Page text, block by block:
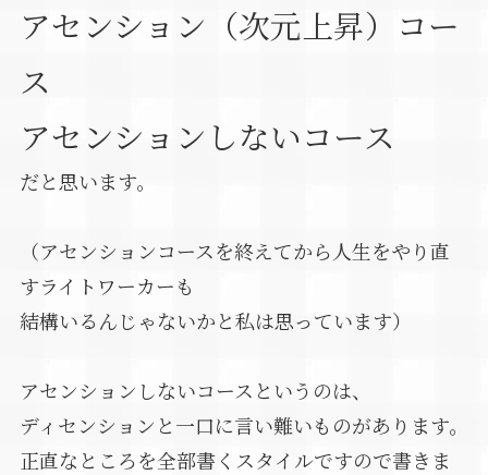
アセンション（次元上昇）コー
ス
アセンションしないコース
だと思います。
（アセンションコースを終えてから人生をやり直
すライトワーカーも
結構いるんじゃないかと私は思っています）
アセンションしないコースというのは、
ディセンションと一口に言い難いものがあります。
正直なところを全部書くスタイルですので書きま